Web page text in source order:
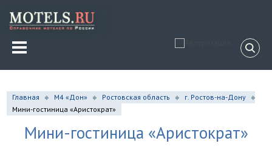
Главная М4 «Дон» Ростовская область
г. Ростов-на-Дону
Мини-гостиница «Аристократ»
Мини-гостиница «Аристократ»